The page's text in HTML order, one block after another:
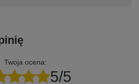
Twoja ocena:
5/5